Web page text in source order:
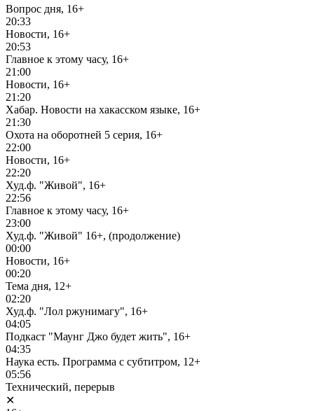
Вопрос дня, 16+
20:33
Новости, 16+
20:53
Главное к этому часу, 16+
21:00
Новости, 16+
21:20
Хабар. Новости на хакасском языке, 16+
21:30
Охота на оборотней 5 серия, 16+
22:00
Новости, 16+
22:20
Худ.ф. "Живой", 16+
22:56
Главное к этому часу, 16+
23:00
Худ.ф. "Живой" 16+, (продолжение)
00:00
Новости, 16+
00:20
Тема дня, 12+
02:20
Худ.ф. "Лол ржунимагу", 16+
04:05
Подкаст "Маунг Джо будет жить", 16+
04:35
Наука есть. Программа с субтитром, 12+
05:56
Технический, перерыв
✕